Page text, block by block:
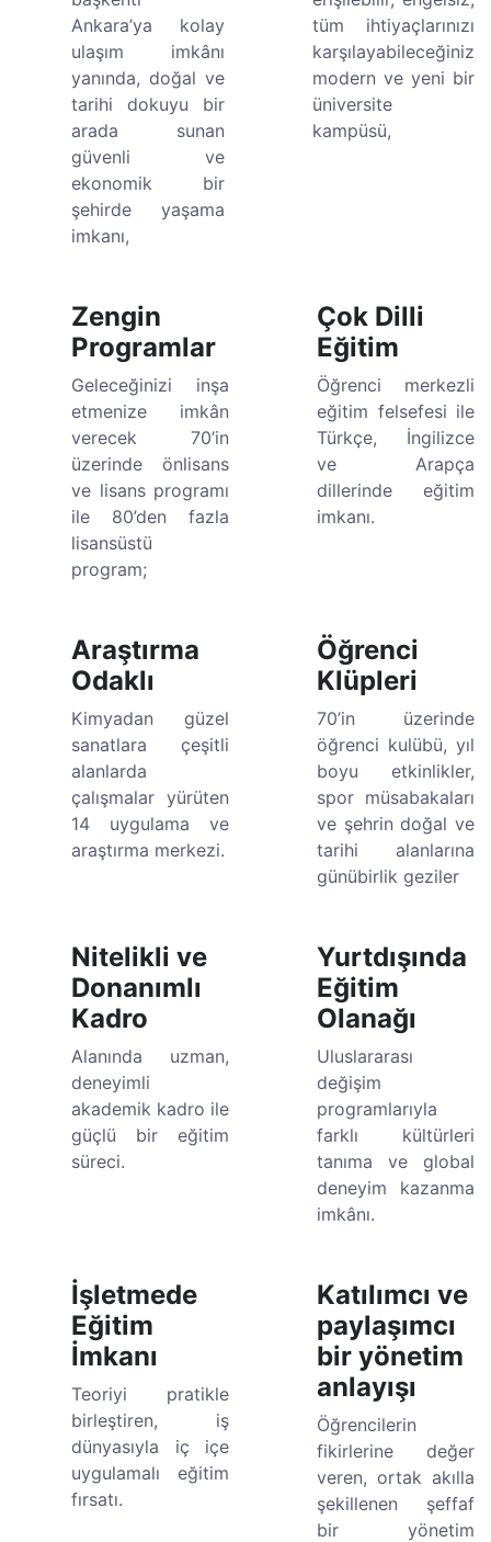
Ankara’ya kolay
ulaşım imkânı
yanında, doğal ve
tarihi dokuyu bir
arada sunan
güvenli ve
ekonomik bir
şehirde yaşama
imkanı,
tüm ihtiyaçlarınızı
karşılayabileceğiniz
modern ve yeni bir
üniversite
kampüsü,
Zengin
Programlar
Geleceğinizi inşa
etmenize imkân
verecek 70’in
üzerinde önlisans
ve lisans programı
ile 80’den fazla
lisansüstü
program;
Çok Dilli
Eğitim
Öğrenci merkezli
eğitim felsefesi ile
Türkçe, İngilizce
ve Arapça
dillerinde eğitim
imkanı.
Araştırma
Odaklı
Kimyadan güzel
sanatlara çeşitli
alanlarda
çalışmalar yürüten
14 uygulama ve
araştırma merkezi.
Öğrenci
Klüpleri
70’in üzerinde
öğrenci kulübü, yıl
boyu etkinlikler,
spor müsabakaları
ve şehrin doğal ve
tarihi alanlarına
günübirlik geziler
Nitelikli ve
Donanımlı
Kadro
Alanında uzman,
deneyimli
akademik kadro ile
güçlü bir eğitim
süreci.
Yurtdışında
Eğitim
Olanağı
Uluslararası
değişim
programlarıyla
farklı kültürleri
tanıma ve global
deneyim kazanma
imkânı.
İşletmede
Eğitim
İmkanı
Teoriyi pratikle
birleştiren, iş
dünyasıyla iç içe
uygulamalı eğitim
fırsatı.
Katılımcı ve
paylaşımcı
bir yönetim
anlayışı
Öğrencilerin
fikirlerine değer
veren, ortak akılla
şekillenen şeffaf
bir yönetim